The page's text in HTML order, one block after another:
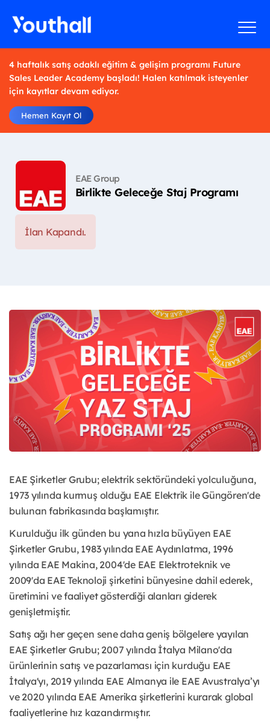
4 haftalık satış odaklı eğitim & gelişim programı Future
Sales Leader Academy başladı! Halen katılmak isteyenler
için kayıtlar devam ediyor.
Hemen Kayıt Ol
EAE Group
Birlikte Geleceğe Staj Programı
İlan Kapandı.
EAE Şirketler Grubu; elektrik sektöründeki yolculuğuna,
1973 yılında kurmuş olduğu EAE Elektrik ile Güngören'de
bulunan fabrikasında başlamıştır.
Kurulduğu ilk günden bu yana hızla büyüyen EAE
Şirketler Grubu, 1983 yılında EAE Aydınlatma, 1996
yılında EAE Makina, 2004'de EAE Elektroteknik ve
2009'da EAE Teknoloji şirketini bünyesine dahil ederek,
üretimini ve faaliyet gösterdiği alanları giderek
genişletmiştir.
Satış ağı her geçen sene daha geniş bölgelere yayılan
EAE Şirketler Grubu; 2007 yılında İtalya Milano'da
ürünlerinin satış ve pazarlaması için kurduğu EAE
İtalya'yı, 2019 yılında EAE Almanya ile EAE Avustralya’yı
ve 2020 yılında EAE Amerika şirketlerini kurarak global
faaliyetlerine hız kazandırmıştır.